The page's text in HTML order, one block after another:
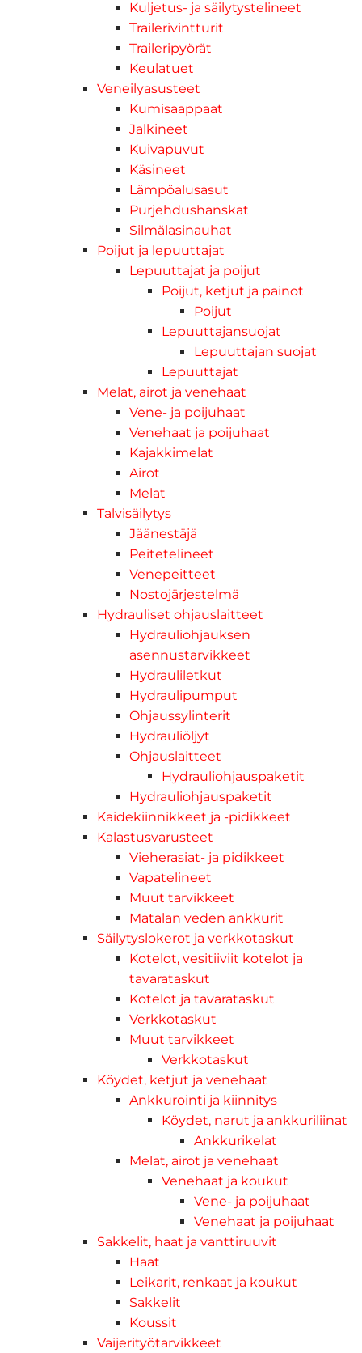
Kuljetus- ja säilytystelineet
Trailerivintturit
Traileripyörät
Keulatuet
Veneilyasusteet
Kumisaappaat
Jalkineet
Kuivapuvut
Käsineet
Lämpöalusasut
Purjehdushanskat
Silmälasinauhat
Poijut ja lepuuttajat
Lepuuttajat ja poijut
Poijut, ketjut ja painot
Poijut
Lepuuttajansuojat
Lepuuttajan suojat
Lepuuttajat
Melat, airot ja venehaat
Vene- ja poijuhaat
Venehaat ja poijuhaat
Kajakkimelat
Airot
Melat
Talvisäilytys
Jäänestäjä
Peitetelineet
Venepeitteet
Nostojärjestelmä
Hydrauliset ohjauslaitteet
Hydrauliohjauksen
asennustarvikkeet
Hydrauliletkut
Hydraulipumput
Ohjaussylinterit
Hydrauliöljyt
Ohjauslaitteet
Hydrauliohjauspaketit
Hydrauliohjauspaketit
Kaidekiinnikkeet ja -pidikkeet
Kalastusvarusteet
Vieherasiat- ja pidikkeet
Vapatelineet
Muut tarvikkeet
Matalan veden ankkurit
Säilytyslokerot ja verkkotaskut
Kotelot, vesitiiviit kotelot ja
tavarataskut
Kotelot ja tavarataskut
Verkkotaskut
Muut tarvikkeet
Verkkotaskut
Köydet, ketjut ja venehaat
Ankkurointi ja kiinnitys
Köydet, narut ja ankkuriliinat
Ankkurikelat
Melat, airot ja venehaat
Venehaat ja koukut
Vene- ja poijuhaat
Venehaat ja poijuhaat
Sakkelit, haat ja vanttiruuvit
Haat
Leikarit, renkaat ja koukut
Sakkelit
Koussit
Vaijerityötarvikkeet